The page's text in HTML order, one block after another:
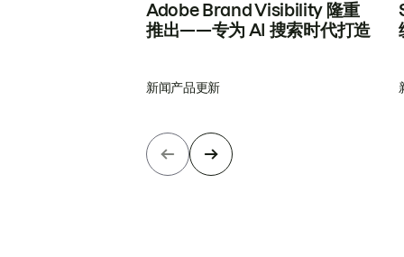
Adobe Brand Visibility 隆重
推出——专为 AI 搜索时代打造
新闻产品更新